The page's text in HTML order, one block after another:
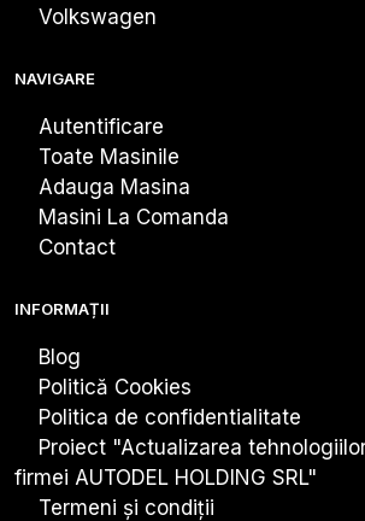
Volkswagen
NAVIGARE
Autentificare
Toate Masinile
Adauga Masina
Masini La Comanda
Contact
INFORMAȚII
Blog
Politică Cookies
Politica de confidentialitate
Proiect "Actualizarea
firmei AUTODEL HOLDING SRL"
Termeni și condiții